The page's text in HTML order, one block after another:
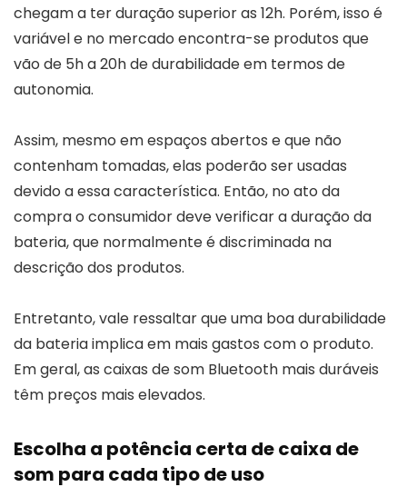
chegam a ter duração superior as 12h. Porém, isso é
variável e no mercado encontra-se produtos que
vão de 5h a 20h de durabilidade em termos de
autonomia.
Assim, mesmo em espaços abertos e que não
contenham tomadas, elas poderão ser usadas
devido a essa característica. Então, no ato da
compra o consumidor deve verificar a duração da
bateria, que normalmente é discriminada na
descrição dos produtos.
Entretanto, vale ressaltar que uma boa durabilidade
da bateria implica em mais gastos com o produto.
Em geral, as caixas de som Bluetooth mais duráveis
têm preços mais elevados.
Escolha a potência certa de caixa de
som para cada tipo de uso